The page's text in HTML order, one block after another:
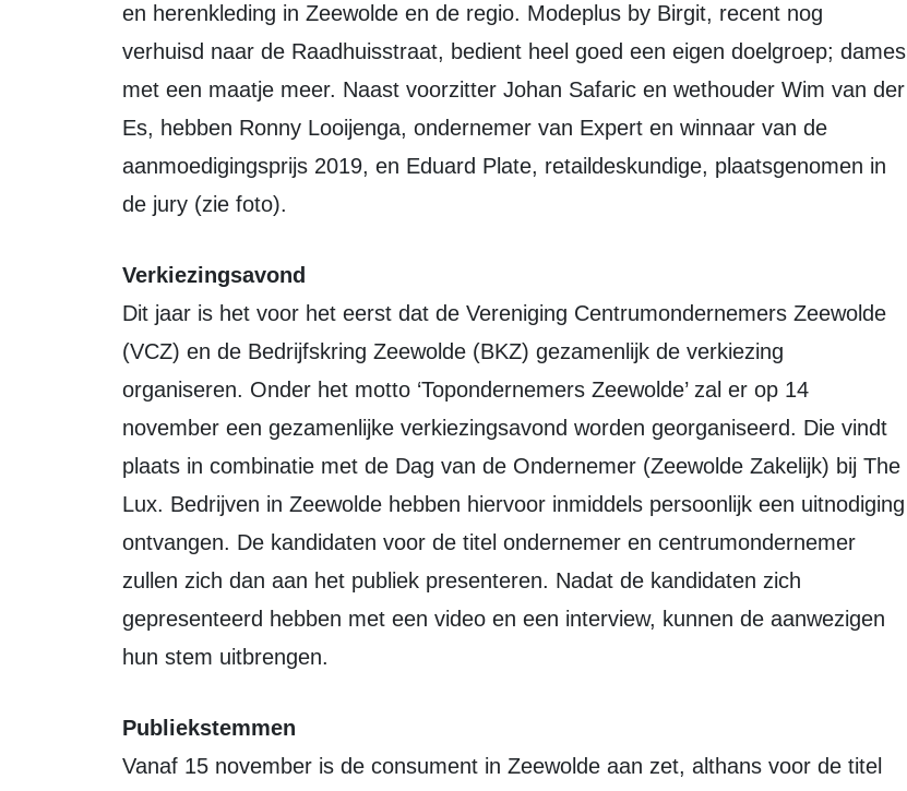
en herenkleding in Zeewolde en de regio. Modeplus by Birgit, recent nog
verhuisd naar de Raadhuisstraat, bedient heel goed een eigen doelgroep; dames
met een maatje meer. Naast voorzitter Johan Safaric en wethouder Wim van der
Es, hebben Ronny Looijenga, ondernemer van Expert en winnaar van de
aanmoedigingsprijs 2019, en Eduard Plate, retaildeskundige, plaatsgenomen in
de jury (zie foto).
Verkiezingsavond
Dit jaar is het voor het eerst dat de Vereniging Centrumondernemers Zeewolde
(VCZ) en de Bedrijfskring Zeewolde (BKZ) gezamenlijk de verkiezing
organiseren. Onder het motto ‘Topondernemers Zeewolde’ zal er op 14
november een gezamenlijke verkiezingsavond worden georganiseerd. Die vindt
plaats in combinatie met de Dag van de Ondernemer (Zeewolde Zakelijk) bij The
Lux. Bedrijven in Zeewolde hebben hiervoor inmiddels persoonlijk een uitnodiging
ontvangen. De kandidaten voor de titel ondernemer en centrumondernemer
zullen zich dan aan het publiek presenteren. Nadat de kandidaten zich
gepresenteerd hebben met een video en een interview, kunnen de aanwezigen
hun stem uitbrengen.
Publiekstemmen
Vanaf 15 november is de consument in Zeewolde aan zet, althans voor de titel